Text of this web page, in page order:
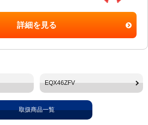
詳細を見る
EQX46ZFV
取扱商品一覧